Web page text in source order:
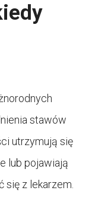
stawów
utrzymują się
lub pojawiają
się z lekarzem.